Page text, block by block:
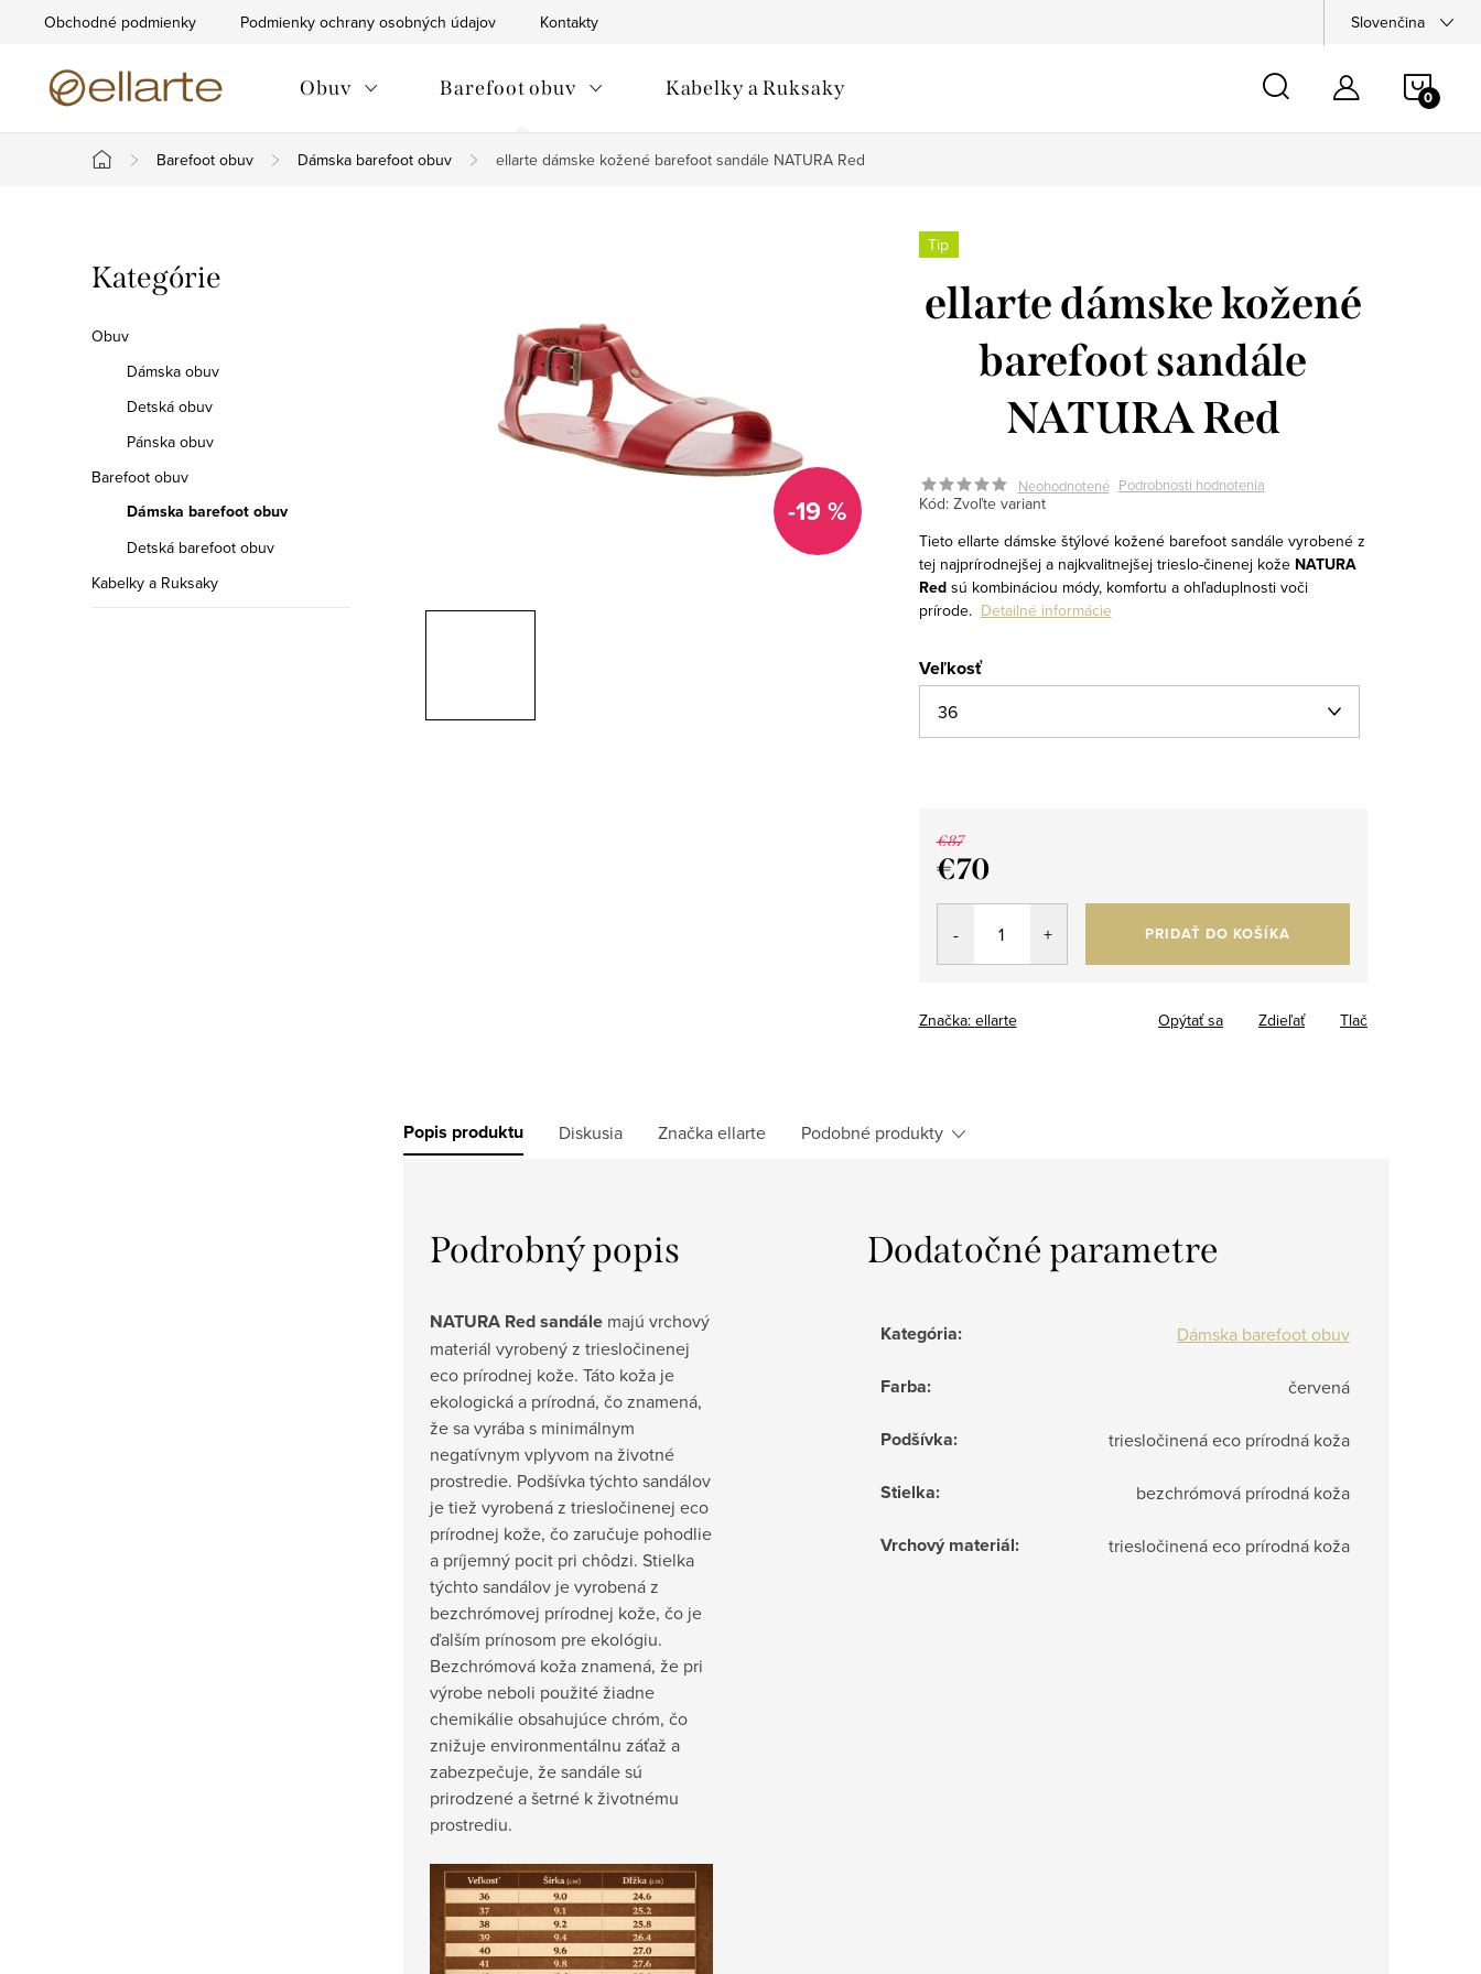
Obchodné podmienky Podmienky ochrany osobných údajov Kontakty Slovenčina
Obuv Barefoot obuv Kabelky a Ruksaky
Domov
Barefoot obuv Dámska barefoot obuv ellarte dámske kožené barefoot sandále NATURA Red
o
č
p
e
Preskočiť
kategórie
Kategórie
Obuv
Dámska obuv
Detská obuv
Pánska obuv
Barefoot obuv
Dámska barefoot obuv
Detská barefoot obuv
Kabelky a Ruksaky
-19 %
Tip
ellarte dámske kožené
barefoot sandále
NATURA Red
Neohodnotené Podrobnosti hodnotenia
Kód: Zvoľte variant
Tieto ellarte dámske štýlové kožené barefoot sandále vyrobené z
tej najprírodnejšej a najkvalitnejšej trieslo-činenej kože NATURA
Red sú kombináciou módy, komfortu a ohľaduplnosti voči
prírode. Detailné informácie
Veľkosť
€87
€70
Jednotková
PRIDAŤ DO KOŠÍKA
Značka: ellarte Tlač
Opýtať sa Zdieľať
Popis produktu Diskusia Značkaellarte Podobné produkty
Podrobný popis
NATURA Red sandále majú vrchový
materiál vyrobený z triesločinenej
eco prírodnej kože. Táto koža je
ekologická a prírodná, čo znamená,
že sa vyrába s minimálnym
negatívnym vplyvom na životné
prostredie. Podšívka týchto sandálov
je tiež vyrobená z triesločinenej eco
prírodnej kože, čo zaručuje pohodlie
a príjemný pocit pri chôdzi. Stielka
týchto sandálov je vyrobená z
bezchrómovej prírodnej kože, čo je
ďalším prínosom pre ekológiu.
Bezchrómová koža znamená, že pri
výrobe neboli použité žiadne
chemikálie obsahujúce chróm, čo
znižuje environmentálnu záťaž a
zabezpečuje, že sandále sú
prirodzené a šetrné k životnému
prostrediu.
Dodatočné parametre
Kategória: Dámska barefoot obuv
Farba: červená
Podšívka: triesločinená eco prírodná koža
Stielka: bezchrómová prírodná koža
Vrchový materiál: triesločinená eco prírodná koža